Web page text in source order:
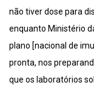
não tiver dose para
enquanto Ministério
plano [nacional de
pronta, nos
que os laboratórios